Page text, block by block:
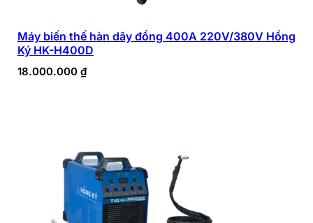
Máy biến thế hàn dây đồng 400A 220V/380V Hồng
Ký HK-H400D
18.000.000 ₫